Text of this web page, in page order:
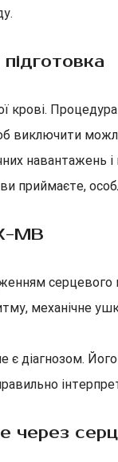
виключити
навантажень
приймаєте,
MB
механічне
є діагнозом.
через